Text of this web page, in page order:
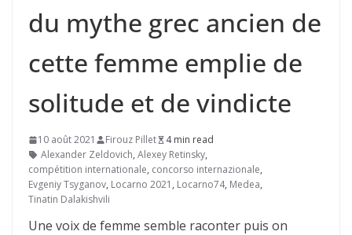
du mythe grec ancien de
cette femme emplie de
solitude et de vindicte
10 août 2021 Firouz Pillet
4 min read
Alexander Zeldovich, Alexey Retinsky,
compétition internationale, concorso internazionale,
Evgeniy Tsyganov, Locarno 2021 , Locarno74, Medea,
Tinatin Dalakishvili
Une voix de femme semble raconter puis on